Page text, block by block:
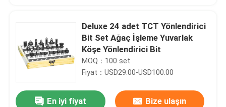
Deluxe 24 adet TCT Yönlendirici
Bit Set Ağaç İşleme Yuvarlak
Köşe Yönlendirici Bit
MOQ：100 set
Fiyat：USD29.00-USD100.00
En iyi fiyat Bize ulaşın